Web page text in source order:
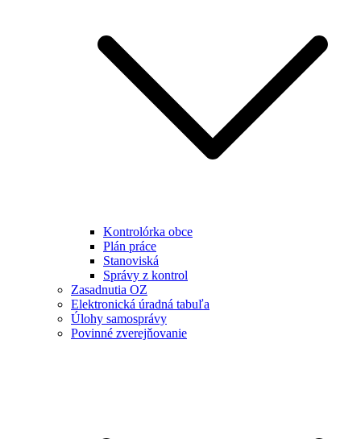
Kontrolórka obce
Plán práce
Stanoviská
Správy z kontrol
Zasadnutia OZ
Elektronická úradná tabuľa
Úlohy samosprávy
Povinné zverejňovanie